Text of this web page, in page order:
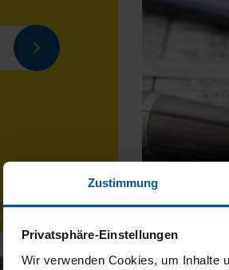
Zustimmung
Privatsphäre-Einstellungen
Wir verwenden Cookies, um Inhalte
gibt es